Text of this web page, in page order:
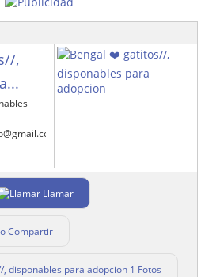
,
Llamar
Compartir
1 Fotos